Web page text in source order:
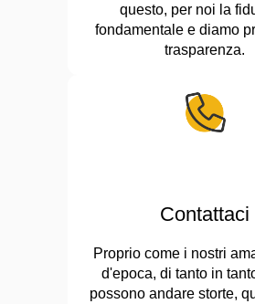
questo, per noi la
fondamentale e diamo
trasparenza.
Contattaci
Proprio come i nostri
d'epoca, di tanto in
possono andare storte,